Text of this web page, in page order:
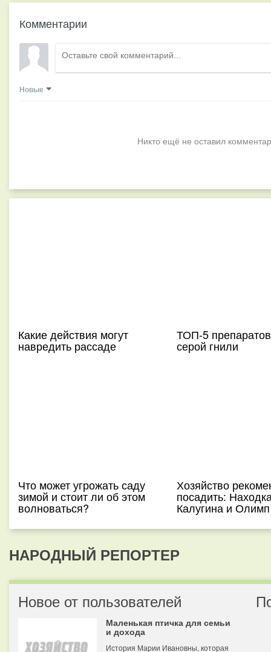
Комментарии
Новые
Никто ещё не оставил
Какие действия могут
навредить рассаде
ТОП-5
серой гнили
Что может угрожать саду
зимой и стоит ли об этом
волноваться?
Хозяйство
посадить:
Калугина и Олимп
НАРОДНЫЙ РЕПОРТЕР
Новое от пользователей
Маленькая птичка для семьи
и дохода
История Марии Ивановны, которая